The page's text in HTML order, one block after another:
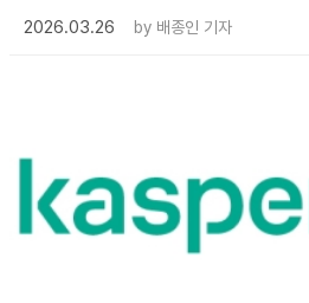
2026.03.26
by 배종인 기자